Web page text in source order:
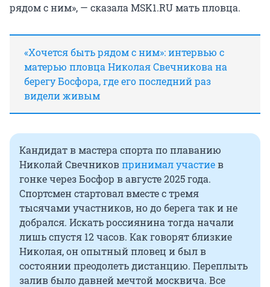
рядом с ним», — сказала MSK1.RU мать пловца.
«Хочется быть рядом с ним»: интервью с
матерью пловца Николая Свечникова на
берегу Босфора, где его последний раз
видели живым
Кандидат в мастера спорта по плаванию
Николай Свечниковпринимал участиев
гонке через Босфор в августе 2025 года.
Спортсмен стартовал вместе с тремя
тысячами участников, но до берега так и не
добрался. Искать россиянина тогда начали
лишь спустя 12 часов. Как говорят близкие
Николая, он опытный пловец и был в
состоянии преодолеть дистанцию. Переплыть
залив было давней мечтой москвича. Все